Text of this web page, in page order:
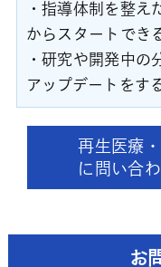
・指導体制を整え
からスタートでき
・研究や開発中の
アップデートをす
再生医療
に問い合
お